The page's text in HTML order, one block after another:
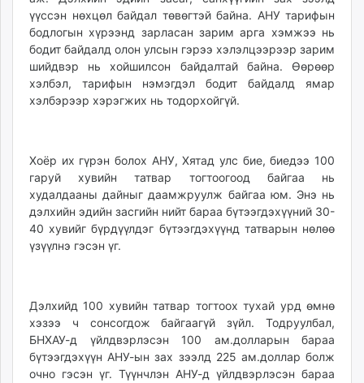
paparazzi.mn
unread.today
үүссэн нөхцөл байдал төвөгтэй байна. АНУ тарифын
бодлогын хүрээнд зарласан зарим арга хэмжээ нь
бодит байдалд олон улсын гэрээ хэлэлцээрээр зарим
шийдвэр нь хойшилсон байдалтай байна. Өөрөөр
хэлбэл, тарифын нэмэгдэл бодит байдалд ямар
хэлбэрээр хэрэгжих нь тодорхойгүй.
Хоёр их гүрэн болох АНУ, Хятад улс бие, биедээ 100
гаруй хувийн татвар тогтоогоод байгаа нь
худалдааны дайныг даамжруулж байгаа юм. Энэ нь
дэлхийн эдийн засгийн нийт бараа бүтээгдэхүүний 30-
40 хувийг бүрдүүлдэг бүтээгдэхүүнд татварын нөлөө
үзүүлнэ гэсэн үг.
Дэлхийд 100 хувийн татвар тогтоох тухай урд өмнө
хэзээ ч сонсогдож байгаагүй зүйл. Тодруулбал,
БНХАУ-д үйлдвэрлэсэн 100 ам.долларын бараа
бүтээгдэхүүн АНУ-ын зах зээлд 225 ам.доллар болж
очно гэсэн үг. Түүнчлэн АНУ-д үйлдвэрлэсэн бараа